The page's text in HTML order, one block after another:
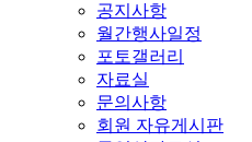
공지사항
월간행사일정
포토갤러리
자료실
문의사항
회원 자유게시판